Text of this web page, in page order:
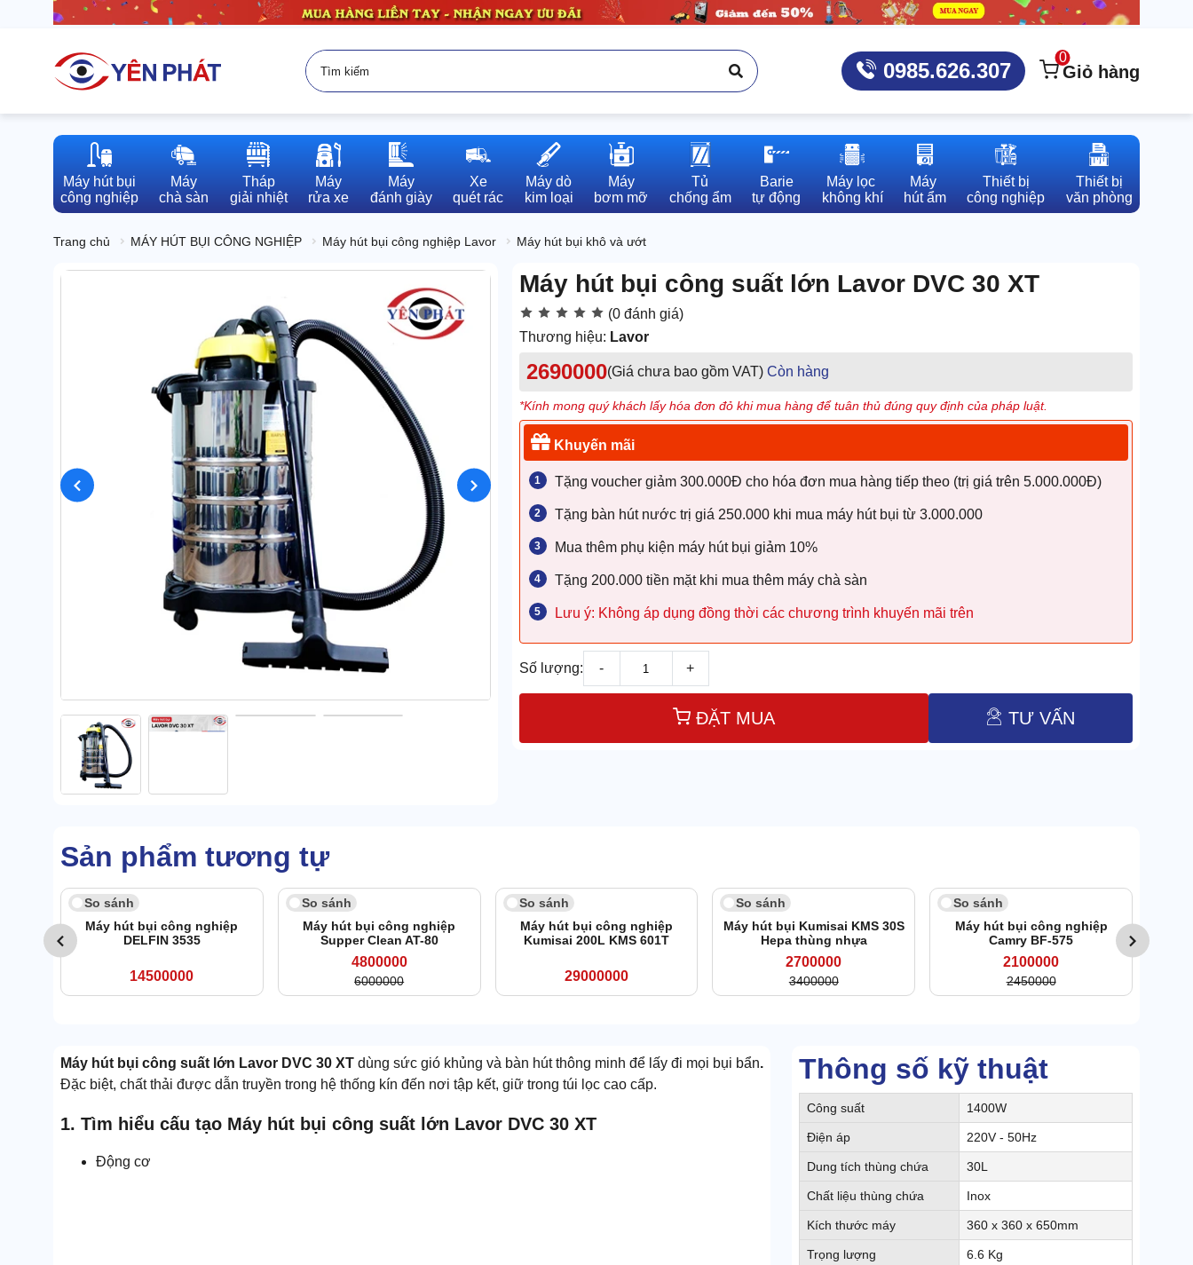
0985.626.307
0
Giỏ hàng
Máy hút bụi
công nghiệp
Máy
chà sàn
Tháp
giải nhiệt
Máy
rửa xe
Máy
đánh giày
Xe
quét rác
Máy dò
kim loại
Máy
bơm mỡ
Tủ
chống ẩm
Barie
tự động
Máy lọc
không khí
Máy
hút ẩm
Thiết bị
công nghiệp
Thiết bị
văn phòng
Trang chủ MÁY HÚT BỤI CÔNG NGHIỆP Máy hút bụi công nghiệp Lavor Máy hút bụi khô và ướt
Máy hút bụi công suất lớn Lavor DVC 30 XT
(0 đánh giá)
Thương hiệu: Lavor
2690000(Giá chưa bao gồm VAT) Còn hàng
*Kính mong quý khách lấy hóa đơn đỏ khi mua hàng để tuân thủ đúng quy định của pháp luật.
Khuyến mãi
Tặng voucher giảm 300.000Đ cho hóa đơn mua hàng tiếp theo (trị giá trên 5.000.000Đ)
Tặng bàn hút nước trị giá 250.000 khi mua máy hút bụi từ 3.000.000
Mua thêm phụ kiện máy hút bụi giảm 10%
Tặng 200.000 tiền mặt khi mua thêm máy chà sàn
Lưu ý: Không áp dụng đồng thời các chương trình khuyến mãi trên
Số lượng: - +
ĐẶT MUA TƯ VẤN
Sản phẩm tương tự
So sánh
Máy hút bụi công nghiệp
DELFIN 3535
14500000
20So sánh
Máy hút bụi công nghiệp
Supper Clean AT-80
4800000
6000000
So sánh
Máy hút bụi công nghiệp
Kumisai 200L KMS 601T
29000000
21So sánh
Máy hút bụi Kumisai KMS 30S
Hepa thùng nhựa
2700000
3400000
14So sánh
Máy hút bụi công nghiệp
Camry BF-575
2100000
2450000
Thông số kỹ thuật
Công suất 1400W
Điện áp 220V - 50Hz
Dung tích thùng chứa 30L
Chất liệu thùng chứa Inox
Kích thước máy 360 x 360 x 650mm
Trọng lượng 6.6 Kg
Máy hút bụi công suất lớn Lavor DVC 30 XT dùng sức gió khủng và bàn hút thông minh để lấy đi mọi bụi bẩn.
Đặc biệt, chất thải được dẫn truyền trong hệ thống kín đến nơi tập kết, giữ trong túi lọc cao cấp.
1. Tìm hiểu cấu tạo Máy hút bụi công suất lớn Lavor DVC 30 XT
Động cơ